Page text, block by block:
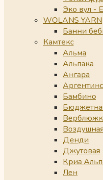
Эко вул -
WOLANS YARN
Банни
Камтекс
Альма
Альпака
Ангара
Бамбино
Воздушная
Денди
Джутовая
Криа
Лен